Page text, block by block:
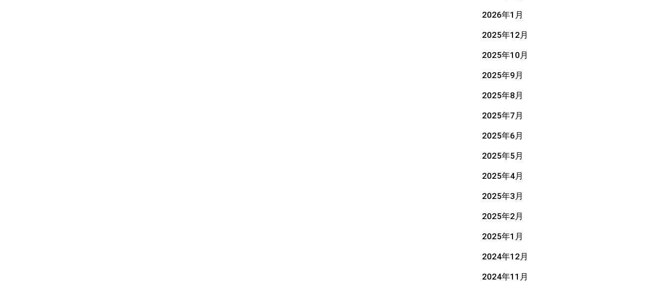
2026年1月
2025年12月
2025年10月
2025年9月
2025年8月
2025年7月
2025年6月
2025年5月
2025年4月
2025年3月
2025年2月
2025年1月
2024年12月
2024年11月